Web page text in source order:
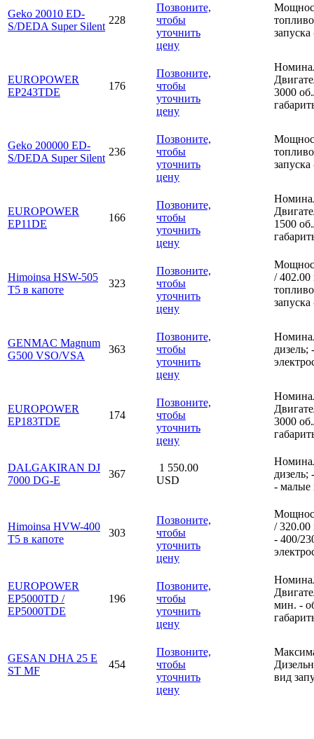
Geko 20010 ED-
S/DEDA Super Silent
228
Позвоните,
чтобы
уточнить
цену
EUROPOWER
EP243TDE
176
Позвоните,
чтобы
уточнить
цену
3000
Geko 200000 ED-
S/DEDA Super Silent
236
Позвоните,
чтобы
уточнить
цену
EUROPOWER
EP11DE
166
Позвоните,
чтобы
уточнить
цену
1500
Himoinsa HSW-505
T5 в капоте
323
Позвоните,
чтобы
уточнить
цену
/
запуска
GENMAC Magnum
G500 VSO/VSA
363
Позвоните,
чтобы
уточнить
цену
дизель;
EUROPOWER
EP183TDE
174
Позвоните,
чтобы
уточнить
цену
3000
DALGAKIRAN DJ
7000 DG-E
367
1 550.00
USD
дизель;
- малые
Himoinsa HVW-400
T5 в капоте
303
Позвоните,
чтобы
уточнить
цену
/
- 400/
EUROPOWER
EP5000TD /
EP5000TDE
196
Позвоните,
чтобы
уточнить
цену
мин. -
GESAN DHA 25 E
ST MF
454
Позвоните,
чтобы
уточнить
цену
вид